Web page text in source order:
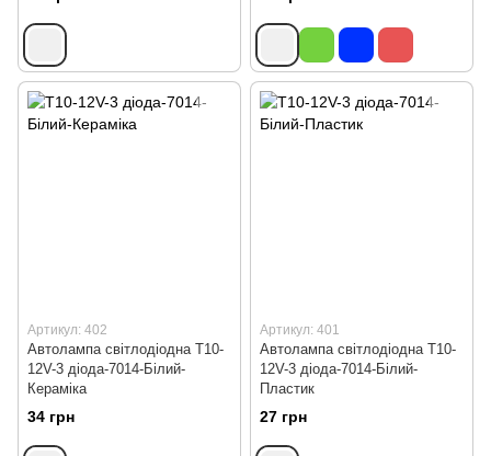
Артикул: 402
Автолампа світлодіодна Т10-
12V-3 діода-7014-Білий-
Кераміка
34 грн
Артикул: 401
Автолампа світлодіодна Т10-
12V-3 діода-7014-Білий-
Пластик
27 грн